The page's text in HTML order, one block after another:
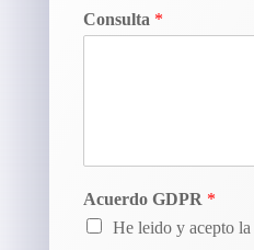
Consulta *
Acuerdo GDPR *
He leido y acepto la